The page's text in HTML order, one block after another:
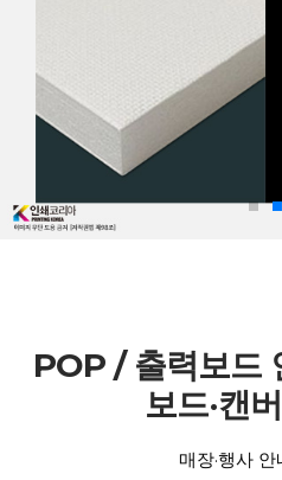
POP / 출력보드
보드·캔
매장·행사